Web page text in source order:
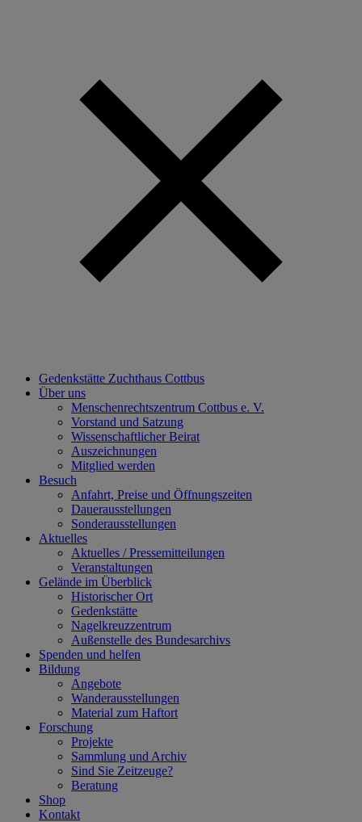
Gedenkstätte Zuchthaus Cottbus
Über uns
Menschenrechtszentrum Cottbus e. V.
Vorstand und Satzung
Wissenschaftlicher Beirat
Auszeichnungen
Mitglied werden
Besuch
Anfahrt, Preise und Öffnungszeiten
Dauerausstellungen
Sonderausstellungen
Aktuelles
Aktuelles / Pressemitteilungen
Veranstaltungen
Gelände im Überblick
Historischer Ort
Gedenkstätte
Nagelkreuzzentrum
Außenstelle des Bundesarchivs
Spenden und helfen
Bildung
Angebote
Wanderausstellungen
Material zum Haftort
Forschung
Projekte
Sammlung und Archiv
Sind Sie Zeitzeuge?
Beratung
Shop
Kontakt